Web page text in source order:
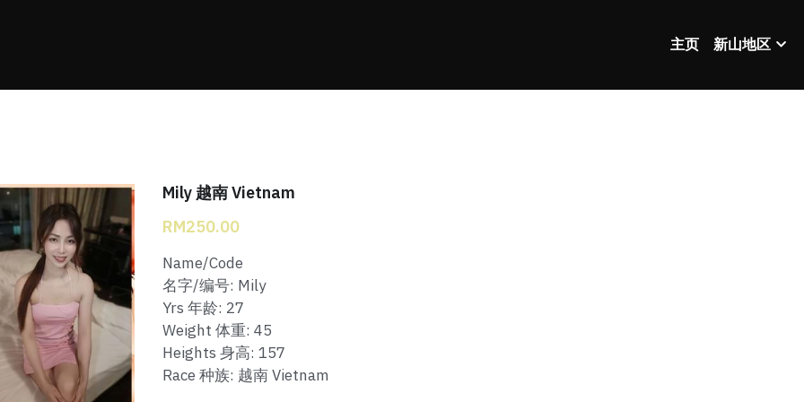
主页 新山地区
Mily 越南 Vietnam
RM250.00
Name/Code
名字/编号: Mily
Yrs 年龄: 27
Weight 体重: 45
Heights 身高: 157
Race 种族: 越南 Vietnam